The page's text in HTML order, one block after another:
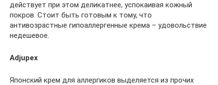
действует при этом деликатнее, успокаивая кожный
покров. Стоит быть готовым к тому, что
антивозрастные гипоаллергенные крема – удовольствие
недешевое.
Adjupex
Японский крем для аллергиков выделяется из прочих